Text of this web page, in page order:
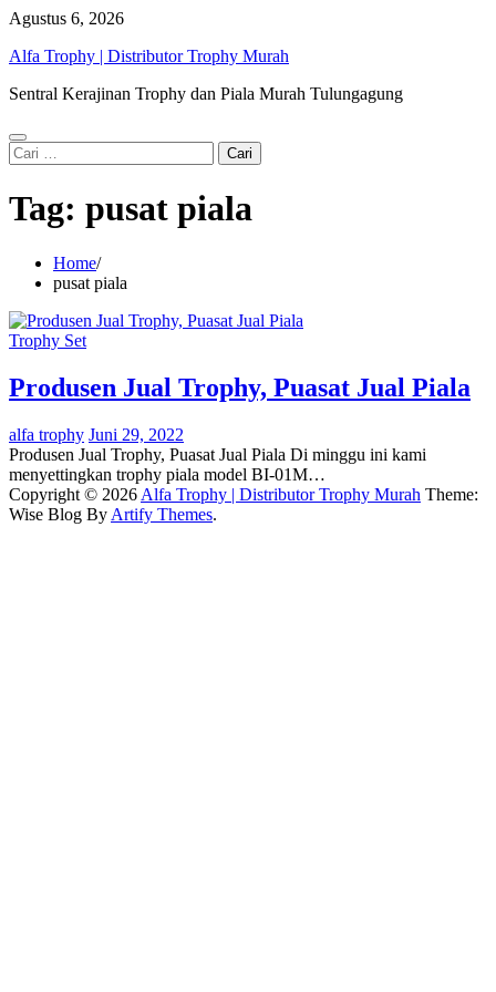
Skip
content
Agustus 6, 2026
Alfa Trophy | Distributor Trophy Murah
Sentral Kerajinan Trophy dan Piala Murah Tulungagung
Cari
untuk:
Tag: pusat piala
Home
pusat piala
Trophy Set
Produsen Jual Trophy, Puasat Jual Piala
alfa trophy Juni 29, 2022
Produsen Jual Trophy, Puasat Jual Piala Di minggu ini kami
menyettingkan trophy piala model BI-01M…
Copyright © 2026 Alfa Trophy | Distributor Trophy Murah Theme:
Wise Blog By Artify Themes.